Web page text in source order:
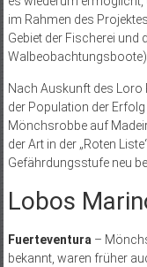
im Rahmen des
Gebiet der Fischerei und
Walbeobachtungsboote)
Nach Auskunft des Loro
der Population der
Mönchsrobbe auf
der Art in der „Roten
Gefährdungsstufe neu
Lobos
Fuerteventura–
bekannt, waren früher